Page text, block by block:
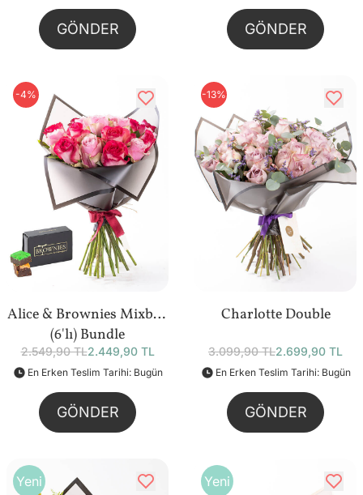
GÖNDER GÖNDER
-4%
Alice & Brownies Mixbox
(6'lı) Bundle
2.549,90 TL2.449,90 TL
En Erken Teslim Tarihi: Bugün
GÖNDER
-13%
Charlotte Double
3.099,90 TL2.699,90 TL
En Erken Teslim Tarihi: Bugün
GÖNDER
Yeni Yeni